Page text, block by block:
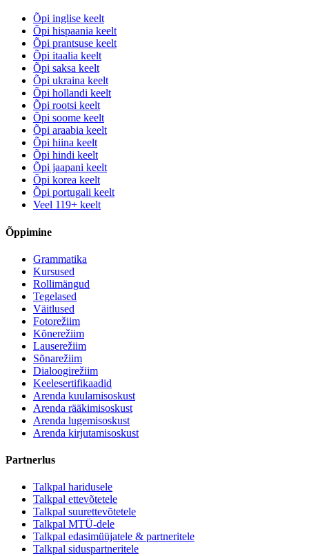
Õpi inglise keelt
Õpi hispaania keelt
Õpi prantsuse keelt
Õpi itaalia keelt
Õpi saksa keelt
Õpi ukraina keelt
Õpi hollandi keelt
Õpi rootsi keelt
Õpi soome keelt
Õpi araabia keelt
Õpi hiina keelt
Õpi hindi keelt
Õpi jaapani keelt
Õpi korea keelt
Õpi portugali keelt
Veel 119+ keelt
Õppimine
Grammatika
Kursused
Rollimängud
Tegelased
Väitlused
Fotorežiim
Kõnerežiim
Lauserežiim
Sõnarežiim
Dialoogirežiim
Keelesertifikaadid
Arenda kuulamisoskust
Arenda rääkimisoskust
Arenda lugemisoskust
Arenda kirjutamisoskust
Partnerlus
Talkpal haridusele
Talkpal ettevõtetele
Talkpal suurettevõtetele
Talkpal MTÜ-dele
Talkpal edasimüüjatele & partneritele
Talkpal siduspartneritele